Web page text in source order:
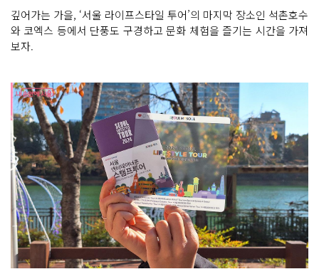
깊어가는 가을, ‘서울 라이프스타일 투어’의 마지막 장소인 석촌호수
와 코엑스 등에서 단풍도 구경하고 문화 체험을 즐기는 시간을 가져
보자.